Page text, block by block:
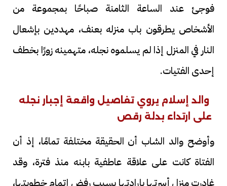
فوجئ عند الساعة الثامنة صباحًا بمجموعة من
الأشخاص يطرقون باب منزله بعنف، مهددين بإشعال
النار في المنزل إذا لم يسلموه نجله، متهمينه زورًا بخطف
إحدى الفتيات.
والد إسلام يروي تفاصيل واقعة إجبار نجله
على ارتداء بدلة رقص
وأوضح والد الشاب أن الحقيقة مختلفة تمامًا، إذ أن
الفتاة كانت على علاقة عاطفية بابنه منذ فترة، وقد
غادرت منزل أسرتها بإرادتها بسبب رفض إتمام خطوبتها،